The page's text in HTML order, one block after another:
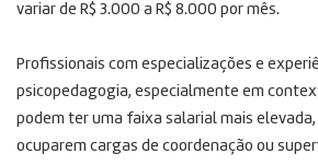
variar de R$ 3.000 a R$ 8.000 por mês.
Profissionais com especializações e
psicopedagogia, especialmente em
podem ter uma faixa salarial mais
ocuparem cargas de coordenação ou